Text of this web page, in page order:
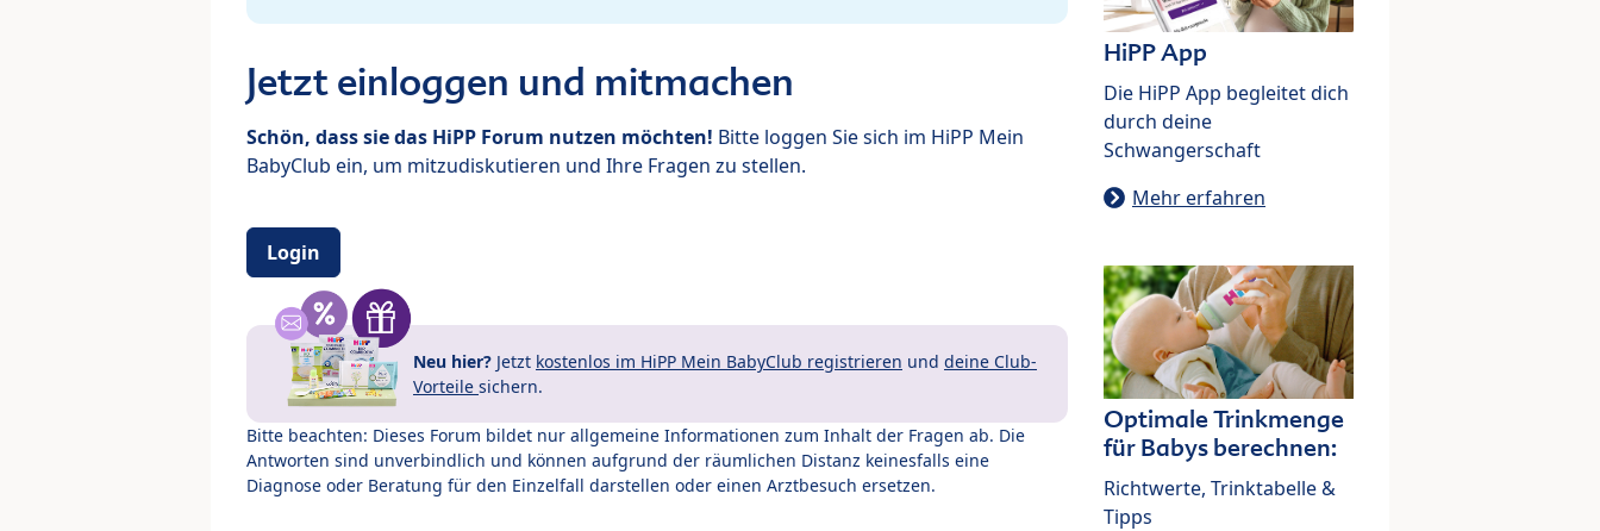
Jetzt einloggen und mitmachen
Schön, dass sie das HiPP Forum nutzen möchten! Bitte loggen Sie sich im HiPP Mein
BabyClub ein, um mitzudiskutieren und Ihre Fragen zu stellen.
Login
Neu hier? Jetzt kostenlos im HiPP Mein BabyClub registrieren und deine Club-
Vorteile sichern.
Bitte beachten: Dieses Forum bildet nur allgemeine Informationen zum Inhalt der Fragen ab. Die
Antworten sind unverbindlich und können aufgrund der räumlichen Distanz keinesfalls eine
Diagnose oder Beratung für den Einzelfall darstellen oder einen Arztbesuch ersetzen.
HiPP App
Die HiPP App begleitet dich
durch deine
Schwangerschaft
Mehr erfahren
Optimale Trinkmenge
für Babys berechnen:
Richtwerte, Trinktabelle &
Tipps